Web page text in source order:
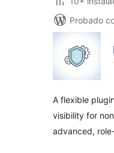
Probado
A flexible
visibility for
advanced,